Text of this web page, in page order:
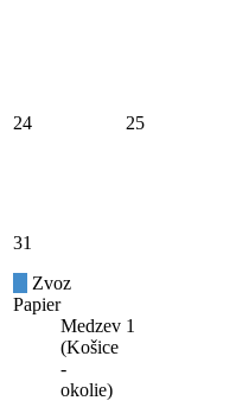
24 25
31
Zvoz
Papier
Medzev
(Košice
-
okolie)
1